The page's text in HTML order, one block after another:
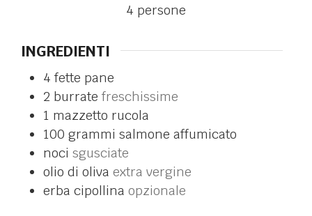
4 persone
INGREDIENTI
4 fette pane
2 burrate freschissime
1 mazzetto rucola
100 grammi salmone affumicato
noci sgusciate
olio di oliva extra vergine
erba cipollina opzionale